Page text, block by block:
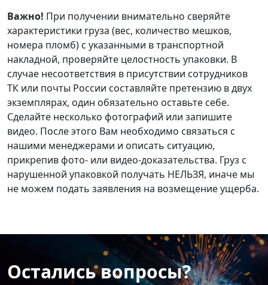
Важно! При получении внимательно сверяйте
характеристики груза (вес, количество мешков,
номера пломб) с указанными в транспортной
накладной, проверяйте целостность упаковки. В
случае несоответствия в присутствии сотрудников
ТК или почты России составляйте претензию в двух
экземплярах, один обязательно оставьте себе.
Сделайте несколько фотографий или запишите
видео. После этого Вам необходимо связаться с
нашими менеджерами и описать ситуацию,
прикрепив фото- или видео-доказательства. Груз с
нарушенной упаковкой получать НЕЛЬЗЯ, иначе мы
не можем подать заявления на возмещение ущерба.
Остались вопросы?